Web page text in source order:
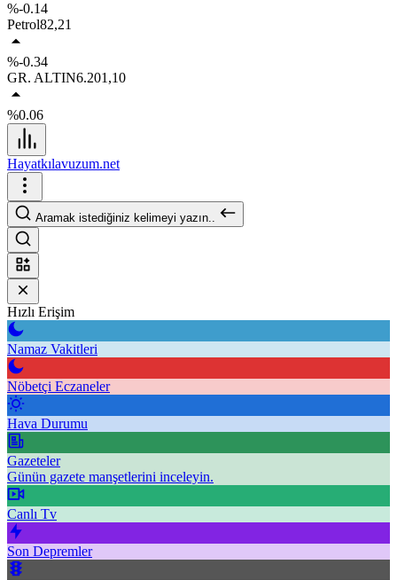
%-0.14
Petrol82,21
%-0.34
GR. ALTIN6.201,10
%0.06
Hayatkılavuzum.net
Aramak istediğiniz kelimeyi yazın..
Hızlı Erişim
Namaz Vakitleri
Nöbetçi Eczaneler
Hava Durumu
Gazeteler
Günün gazete manşetlerini inceleyin.
Canlı Tv
Son Depremler